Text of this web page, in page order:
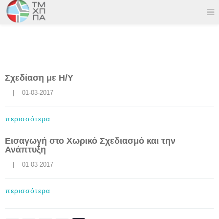
Σχεδίαση με Η/Υ
    |    01-03-2017
περισσότερα
Εισαγωγή στο Χωρικό Σχεδιασμό και την
Ανάπτυξη
    |    01-03-2017
περισσότερα